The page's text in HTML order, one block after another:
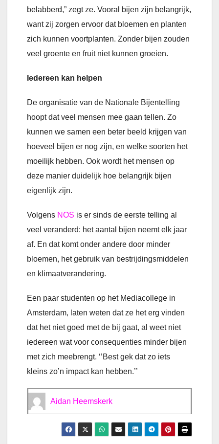
belabberd,” zegt ze. Vooral bijen zijn belangrijk,
want zij zorgen ervoor dat bloemen en planten
zich kunnen voortplanten. Zonder bijen zouden
veel groente en fruit niet kunnen groeien.
Iedereen kan helpen
De organisatie van de Nationale Bijentelling
hoopt dat veel mensen mee gaan tellen. Zo
kunnen we samen een beter beeld krijgen van
hoeveel bijen er nog zijn, en welke soorten het
moeilijk hebben. Ook wordt het mensen op
deze manier duidelijk hoe belangrijk bijen
eigenlijk zijn.
Volgens NOS is er sinds de eerste telling al
veel veranderd: het aantal bijen neemt elk jaar
af. En dat komt onder andere door minder
bloemen, het gebruik van bestrijdingsmiddelen
en klimaatverandering.
Een paar studenten op het Mediacollege in
Amsterdam, laten weten dat ze het erg vinden
dat het niet goed met de bij gaat, al weet niet
iedereen wat voor consequenties minder bijen
met zich meebrengt. ‘’Best gek dat zo iets
kleins zo’n impact kan hebben.’’
Aidan Heemskerk